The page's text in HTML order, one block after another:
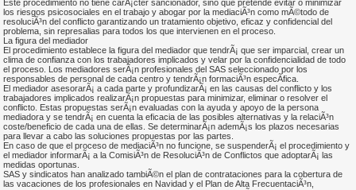
Este procedimiento no tiene carÃ¡cter sancionador, sino que pretende evitar o minimizar
los riesgos psicosociales en el trabajo y abogar por la mediaciÃ³n como mÃ©todo de
resoluciÃ³n del conflicto garantizando un tratamiento objetivo, eficaz y confidencial del
problema, sin represalias para todos los que intervienen en el proceso.
La figura del mediador
El procedimiento establece la figura del mediador que tendrÃ¡ que ser imparcial, crear un
clima de confianza con los trabajadores implicados y velar por la confidencialidad de todo
el proceso. Los mediadores serÃ¡n profesionales del SAS seleccionado por los
responsables de personal de cada centro y tendrÃ¡n formaciÃ³n especÃ­fica.
El mediador asesorarÃ¡ a cada parte y profundizarÃ¡ en las causas del conflicto y los
trabajadores implicados realizarÃ¡n propuestas para minimizar, eliminar o resolver el
conflicto. Estas propuestas serÃ¡n evaluadas con la ayuda y apoyo de la persona
mediadora y se tendrÃ¡ en cuenta la eficacia de las posibles alternativas y la relaciÃ³n
coste/beneficio de cada una de ellas. Se determinarÃ¡n ademÃ¡s los plazos necesarias
para llevar a cabo las soluciones propuestas por las partes.
En caso de que el proceso de mediaciÃ³n no funcione, se suspenderÃ¡ el procedimiento y
el mediador informarÃ¡ a la ComisiÃ³n de ResoluciÃ³n de Conflictos que adoptarÃ¡ las
medidas oportunas.
SAS y sindicatos han analizado tambiÃ©n el plan de contrataciones para la cobertura de
las vacaciones de los profesionales en Navidad y el Plan de Alta FrecuentaciÃ³n,